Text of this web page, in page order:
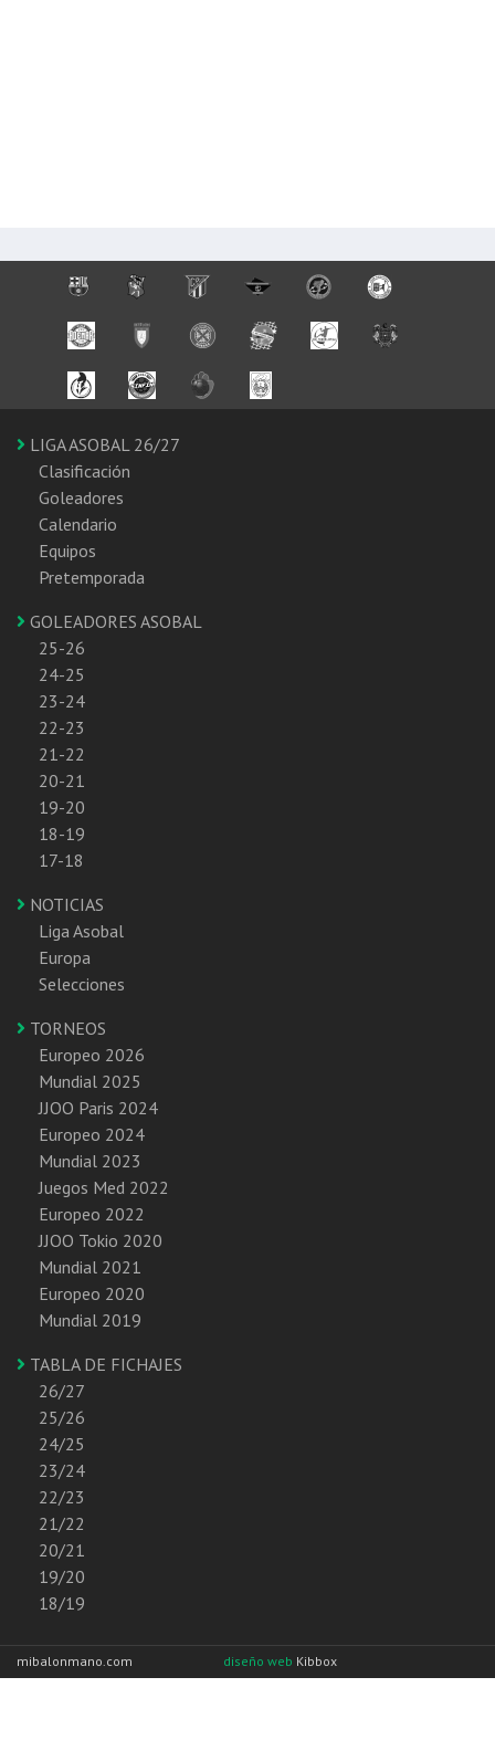
LIGA ASOBAL 26/27
Clasificación
Goleadores
Calendario
Equipos
Pretemporada
GOLEADORES ASOBAL
25-26
24-25
23-24
22-23
21-22
20-21
19-20
18-19
17-18
NOTICIAS
Liga Asobal
Europa
Selecciones
TORNEOS
Europeo 2026
Mundial 2025
JJOO Paris 2024
Europeo 2024
Mundial 2023
Juegos Med 2022
Europeo 2022
JJOO Tokio 2020
Mundial 2021
Europeo 2020
Mundial 2019
TABLA DE FICHAJES
26/27
25/26
24/25
23/24
22/23
21/22
20/21
19/20
18/19
mibalonmano.com diseño web Kibbox